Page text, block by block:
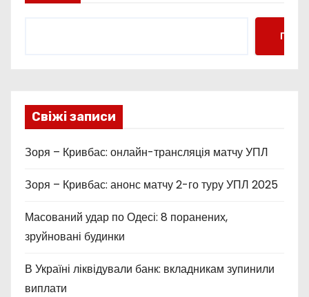
і
я
з
а
п
и
с
Свіжі записи
Зоря – Кривбас: онлайн-трансляція матчу УПЛ
Зоря – Кривбас: анонс матчу 2-го туру УПЛ 2025
Масований удар по Одесі: 8 поранених,
зруйновані будинки
В Україні ліквідували банк: вкладникам зупинили
виплати